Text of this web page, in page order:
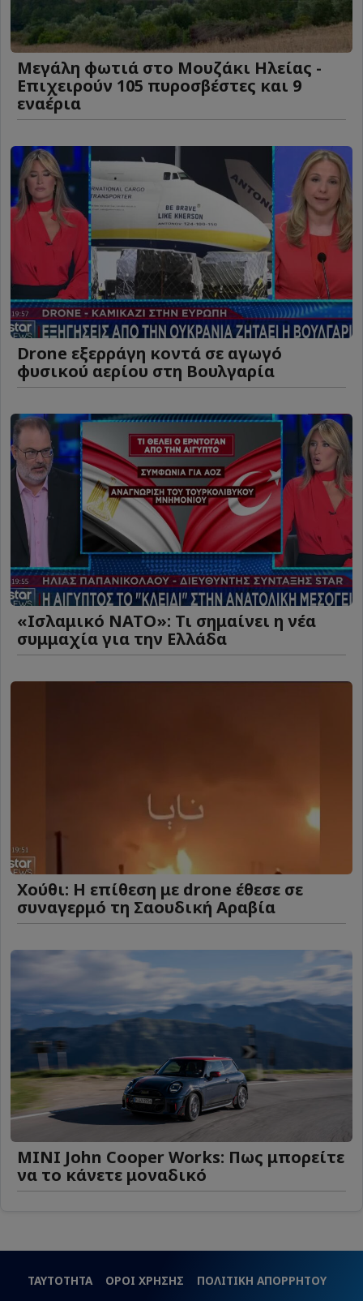
Μεγάλη φωτιά στο Μουζάκι Ηλείας -
Επιχειρούν 105 πυροσβέστες και 9
εναέρια
Drone εξερράγη κοντά σε αγωγό
φυσικού αερίου στη Βουλγαρία
«Ισλαμικό ΝΑΤΟ»: Τι σημαίνει η νέα
συμμαχία για την Ελλάδα
Χούθι: Η επίθεση με drone έθεσε σε
συναγερμό τη Σαουδική Αραβία
MINI John Cooper Works: Πως μπορείτε
να το κάνετε μοναδικό
ΤΑΥΤΟΤΗΤΑ ΟΡΟΙ ΧΡΗΣΗΣ ΠΟΛΙΤΙΚΗ ΑΠΟΡΡΗΤΟΥ